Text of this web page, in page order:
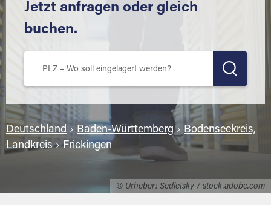
© Urheber: Sedletsky / stock.adobe.com
Jetzt anfragen oder gleich
buchen.
Deutschland › Baden-Württemberg› Bodenseekreis,
Landkreis›Frickingen